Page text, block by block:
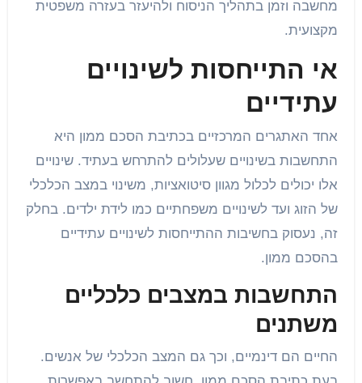
מחשבה וזמן בתהליך הניסוח ולהיעזר בעזרה משפטית
מקצועית.
אי התייחסות לשינויים
עתידיים
אחד האתגרים המרכזיים בכתיבת הסכם ממון היא
התחשבות בשינויים שעלולים להתרחש בעתיד. שינויים
אלו יכולים לכלול מגוון סיטואציות, משינוי במצב הכלכלי
של הזוג ועד לשינויים משפחתיים כמו לידת ילדים. בחלק
זה, נעסוק בחשיבות ההתייחסות לשינויים עתידיים
בהסכם ממון.
התחשבות במצבים כלכליים
משתנים
החיים הם דינמיים, וכך גם המצב הכלכלי של אנשים.